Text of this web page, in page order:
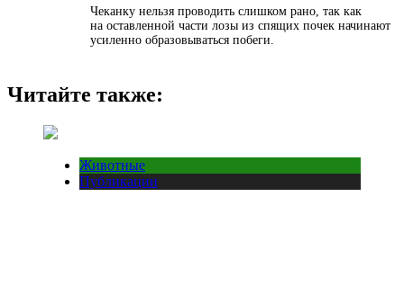
Чеканку нельзя проводить слишком рано, так как
на оставленной части лозы из спящих почек начинают
усиленно образовываться побеги.
Читайте также:
Животные
Публикации